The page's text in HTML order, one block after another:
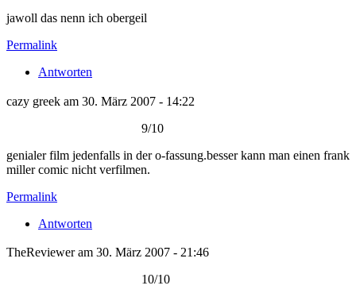
jawoll das nenn ich obergeil
Permalink
Antworten
cazy greek am 30. März 2007 - 14:22
9/10
genialer film jedenfalls in der o-fassung.besser kann man einen frank
miller comic nicht verfilmen.
Permalink
Antworten
TheReviewer am 30. März 2007 - 21:46
10/10